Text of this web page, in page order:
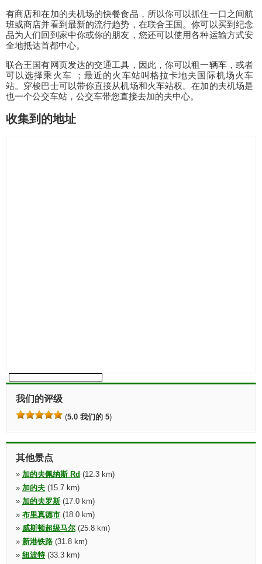
有商店和在加的夫机场的快餐食品，所以你可以抓住一口之间航
班或商店并看到最新的流行趋势，在联合王国。你可以买到纪念
品为人们回到家中你或你的朋友，您还可以使用各种运输方式安
全地抵达首都中心。
联合王国有网页发达的交通工具，因此，你可以租一辆车，或者
可以选择乘火车 ；最近的火车站叫格拉卡地夫国际机场火车
站。穿梭巴士可以带你直接从机场和火车站权。在加的夫机场是
也一个公交车站，公交车带您直接去加的夫中心。
收集到的地址
我们的评级
(5.0 我们的 5)
其他景点
» 加的夫佩纳斯 Rd (12.3 km)
» 加的夫 (15.7 km)
» 加的夫罗斯(17.0 km)
» 布里真德市 (18.0 km)
» 威斯顿超级马尔(25.8 km)
» 新港铁路 (31.8 km)
» 纽波特(33.3 km)